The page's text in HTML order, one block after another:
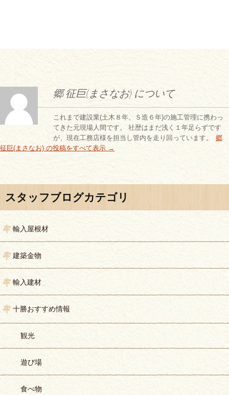
郷 征巨(まさなお) について
これまで建設業(土木８年、Ｓ造６年)の施工管理に携わっ
てきた元現場人間です。 社歴はまだ浅く１年足らずです
が、現在工務店様を担当し管内を走り回っています。
郷
征巨(まさなお) の投稿をすべて表示 →
投稿ナビゲーション
スタッフブログカテゴリ
輸入屋根材
建築金物
輸入建材
十勝おすすめ情報
観光
遊び場
食べ物